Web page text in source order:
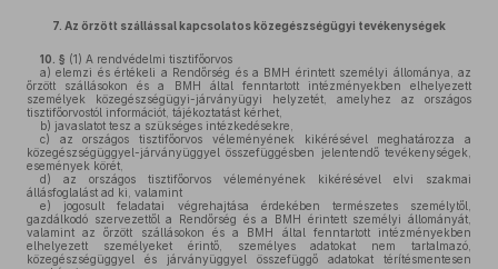
7. Az őrzött szállással kapcsolatos közegészségügyi tevékenységek
10. § (1) A rendvédelmi tisztifőorvos
a) elemzi és értékeli a Rendőrség és a BMH érintett személyi állománya, az
őrzött szállásokon és a BMH által fenntartott intézményekben elhelyezett
személyek közegészségügyi-járványügyi helyzetét, amelyhez az országos
tisztifőorvostól információt, tájékoztatást kérhet,
b) javaslatot tesz a szükséges intézkedésekre,
c) az országos tisztifőorvos véleményének kikérésével meghatározza a
közegészségüggyel-járványüggyel összefüggésben jelentendő tevékenységek,
események körét,
d) az országos tisztifőorvos véleményének kikérésével elvi szakmai
állásfoglalást ad ki, valamint
e) jogosult feladatai végrehajtása érdekében természetes személytől,
gazdálkodó szervezettől a Rendőrség és a BMH érintett személyi állományát,
valamint az őrzött szállásokon és a BMH által fenntartott intézményekben
elhelyezett személyeket érintő, személyes adatokat nem tartalmazó,
közegészségüggyel és járványüggyel összefüggő adatokat térítésmentesen